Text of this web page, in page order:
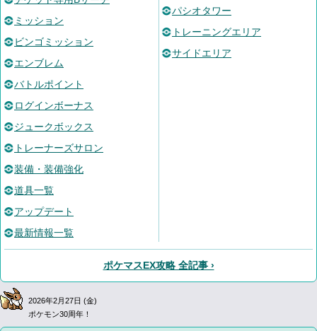
ミッション
ビンゴミッション
エンブレム
バトルポイント
ログインボーナス
ジュークボックス
トレーナーズサロン
装備・装備強化
道具一覧
アップデート
最新情報一覧
パシオタワー
トレーニングエリア
サイドエリア
ポケマスEX攻略 全記事 ›
2026年2月27日 (金)
ポケモン30周年！